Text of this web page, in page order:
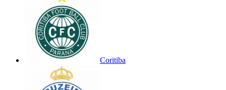
Coritiba